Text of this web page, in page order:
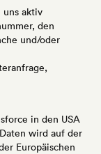
uns aktiv
den
und/oder
in den USA
wird auf der
Europäischen